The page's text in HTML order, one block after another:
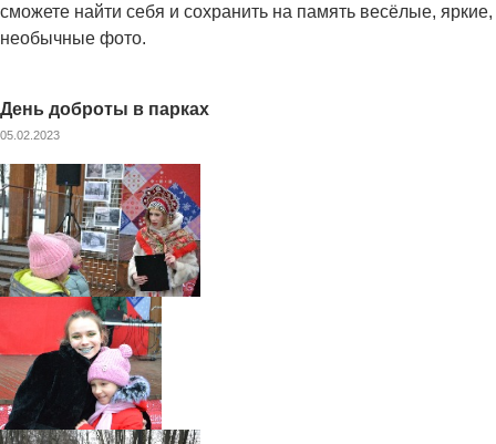
сможете найти себя и сохранить на память весёлые, яркие,
необычные фото.
День доброты в парках
05.02.2023